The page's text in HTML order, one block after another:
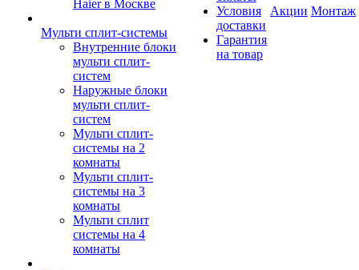
Haier в Москве
Мульти сплит-системы
Внутренние блоки
мульти сплит-
систем
Наружные блоки
мульти сплит-
систем
Мульти сплит-
системы на 2
комнаты
Мульти сплит-
системы на 3
комнаты
Мульти сплит
системы на 4
комнаты
Условия
доставки
Гарантия
на товар
Акции Монтаж